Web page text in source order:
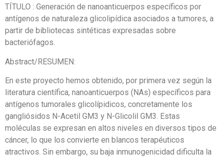
TÍTULO : Generación de nanoanticuerpos específicos por
antígenos de naturaleza glicolipídica asociados a tumores, a
partir de bibliotecas sintéticas expresadas sobre
bacteriófagos.
Abstract/RESUMEN:
En este proyecto hemos obtenido, por primera vez según la
literatura científica, nanoanticuerpos (NAs) específicos para
antígenos tumorales glicolípidicos, concretamente los
gangliósidos N-Acetil GM3 y N-Glicolil GM3. Estas
moléculas se expresan en altos niveles en diversos tipos de
cáncer, lo que los convierte en blancos terapéuticos
atractivos. Sin embargo, su baja inmunogenicidad dificulta la